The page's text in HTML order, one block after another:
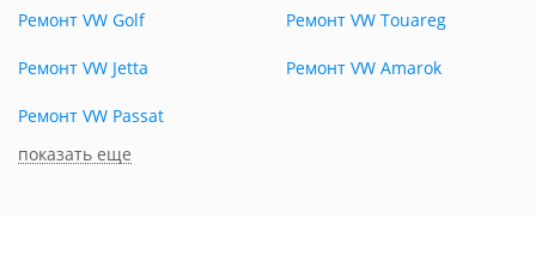
Ремонт VW Golf
Ремонт VW Jetta
Ремонт VW Passat
Ремонт VW Touareg
Ремонт VW Amarok
показать еще